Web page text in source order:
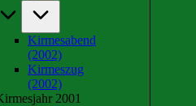
Kirmesabend
(2002)
Kirmeszug
(2002)
2001